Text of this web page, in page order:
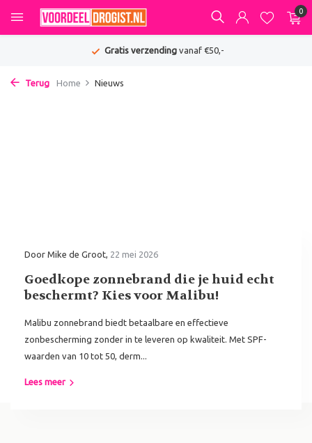
0
Gratis verzendingvanaf €50,-
Terug Home Nieuws
Door Mike de Groot, 22 mei 2026
Goedkope zonnebrand die je huid echt
beschermt? Kies voor Malibu!
Malibu zonnebrand biedt betaalbare en effectieve
zonbescherming zonder in te leveren op kwaliteit. Met SPF-
waarden van 10 tot 50, derm...
Lees meer